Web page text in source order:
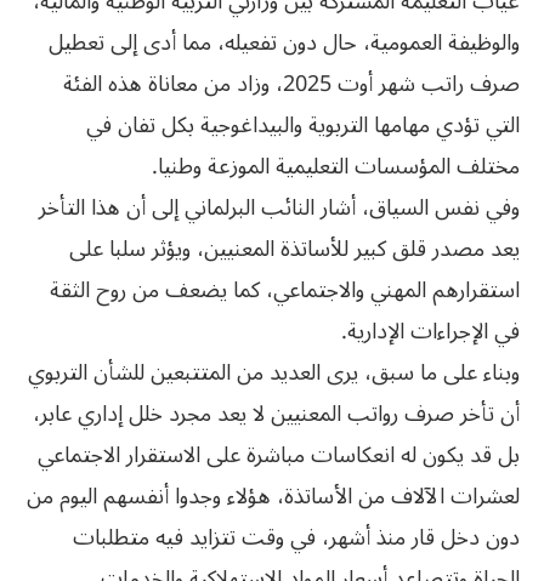
والوظيفة العمومية، حال دون تفعيله، مما أدى إلى تعطيل
صرف راتب شهر أوت 2025، وزاد من معاناة هذه الفئة
التي تؤدي مهامها التربوية والبيداغوجية بكل تفان في
مختلف المؤسسات التعليمية الموزعة وطنيا.
وفي نفس السياق، أشار النائب البرلماني إلى أن هذا التأخر
يعد مصدر قلق كبير للأساتذة المعنيين، ويؤثر سلبا على
استقرارهم المهني والاجتماعي، كما يضعف من روح الثقة
في الإجراءات الإدارية.
وبناء على ما سبق، يرى العديد من المتتبعين للشأن التربوي
أن تأخر صرف رواتب المعنيين لا يعد مجرد خلل إداري عابر،
بل قد يكون له انعكاسات مباشرة على الاستقرار الاجتماعي
لعشرات الآلاف من الأساتذة، هؤلاء وجدوا أنفسهم اليوم من
دون دخل قار منذ أشهر، في وقت تتزايد فيه متطلبات